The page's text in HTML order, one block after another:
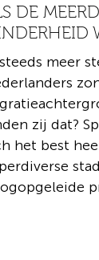
DE
meer
zij dat?
het best